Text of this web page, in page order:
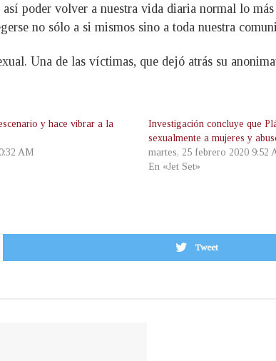
poder volver a nuestra vida diaria normal lo
no sólo a si mismos sino a toda nuestra
Una de las víctimas, que dejó atrás su
y hace vibrar a la
AM
Investigación concluye que
sexualmente a mujeres y
martes, 25 febrero 2020 9:52
En «Jet Set»
Tweet